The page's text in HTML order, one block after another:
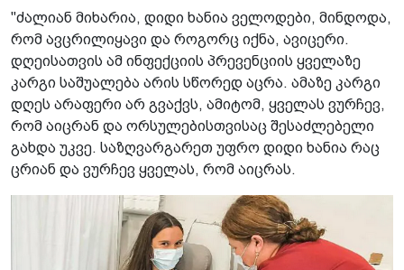
"ძალიან მიხარია, დიდი ხანია ველოდები, მინდოდა,
რომ ავცრილიყავი და როგორც იქნა, ავიცერი.
დღეისათვის ამ ინფექციის პრევენციის ყველაზე
კარგი საშუალება არის სწორედ აცრა. ამაზე კარგი
დღეს არაფერი არ გვაქვს, ამიტომ, ყველას ვურჩევ,
რომ აიცრან და ორსულებისთვისაც შესაძლებელი
გახდა უკვე. საზღვარგარეთ უფრო დიდი ხანია რაც
ცრიან და ვურჩევ ყველას, რომ აიცრას.